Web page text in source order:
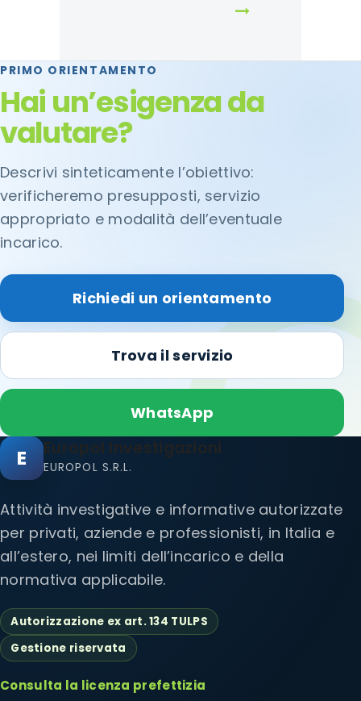
PRIMO ORIENTAMENTO
Hai un’esigenza da
valutare?
Descrivi sinteticamente l’obiettivo:
verificheremo presupposti, servizio
appropriato e modalità dell’eventuale
incarico.
Richiedi un orientamento
Trova il servizio
WhatsApp
E Europol Investigazioni
EUROPOL S.R.L.
Attività investigative e informative autorizzate
per privati, aziende e professionisti, in Italia e
all’estero, nei limiti dell’incarico e della
normativa applicabile.
Autorizzazione ex art. 134 TULPS
Gestione riservata
Consulta la licenza prefettizia